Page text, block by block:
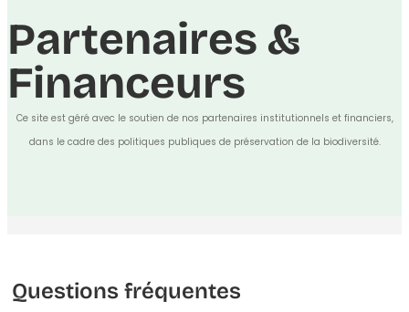
Partenaires &
Financeurs
Ce site est géré avec le soutien de nos partenaires institutionnels et financiers,
dans le cadre des politiques publiques de préservation de la biodiversité.
Questions fréquentes